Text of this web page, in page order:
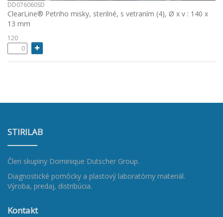
DD076060SD
ClearLine® Petriho misky, sterilné, s vetraním (4), Ø x v : 140 x
13 mm
120
STIRILAB
Člen skupiny Dominique Dutscher Group.
Diagnostické pomôcky a plastový laboratórny materiál.
Výroba, predaj, distribúcia.
Kontakt